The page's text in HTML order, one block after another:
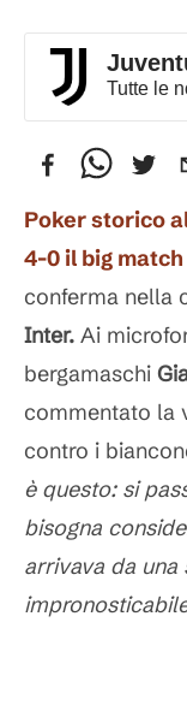
Tutte le
Poker storico
4-0 il big
conferma nella
Inter. Ai
bergamaschi
commentato la
contro i
è questo: si
bisogna
arrivava da